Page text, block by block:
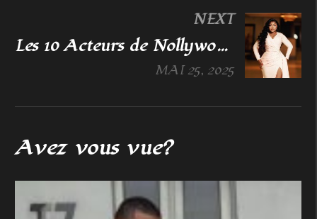
NEXT
Les 10 Acteurs de Nollywood les mieux payés et leur style de vie somptueux
MAI 25, 2025
Avez vous vue?